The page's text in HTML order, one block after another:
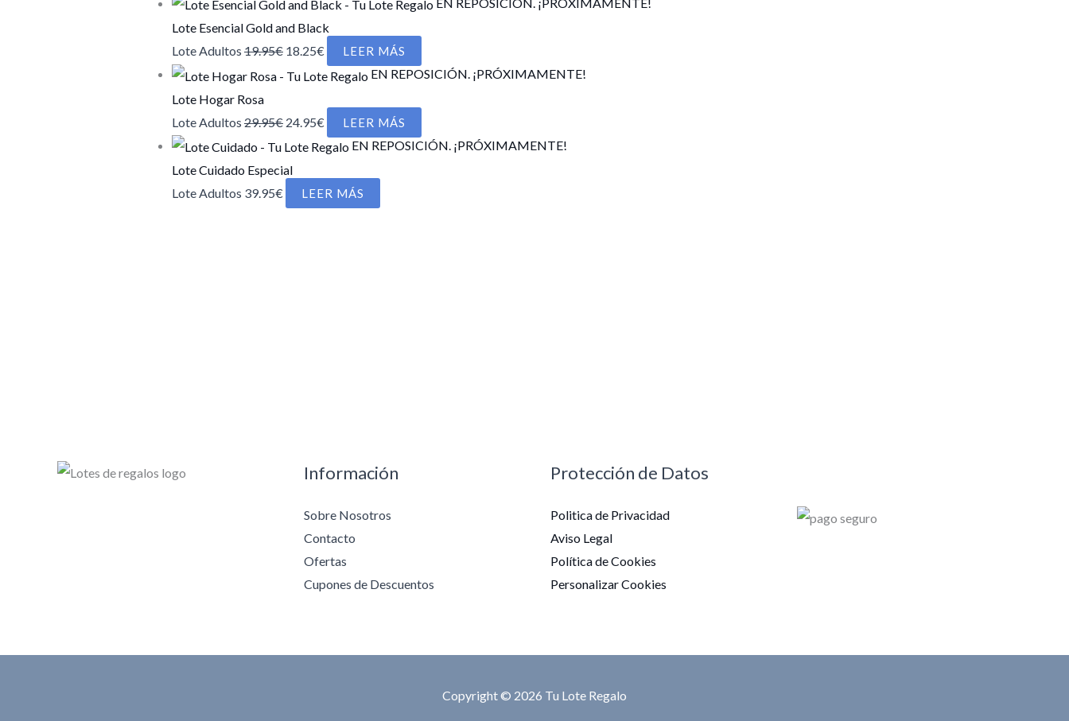
Lote Esencial Gold and Black
Lote Adultos 19.95€ El
precio
era:
19.95€.
18.25€
precio
18.25€.
LEER MÁS
EN REPOSICIÓN. ¡PRÓXIMAMENTE!
Lote Hogar Rosa
Lote Adultos 29.95€ El
precio
original
era:
29.95€.
24.95€
precio
es:
24.95€.
LEER MÁS
EN REPOSICIÓN. ¡PRÓXIMAMENTE!
Lote Cuidado Especial
Lote Adultos 39.95€ LEER MÁS
Información
Sobre Nosotros
Contacto
Ofertas
Cupones de Descuentos
Protección de Datos
Politica de Privacidad
Aviso Legal
Política de Cookies
Personalizar Cookies
Copyright © 2026 Tu Lote Regalo